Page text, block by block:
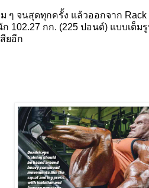
จนสุดทุกครั้ง แล้วออกจาก
102.27 กก. (225 ปอนด์) แบบเต็
ยอีก